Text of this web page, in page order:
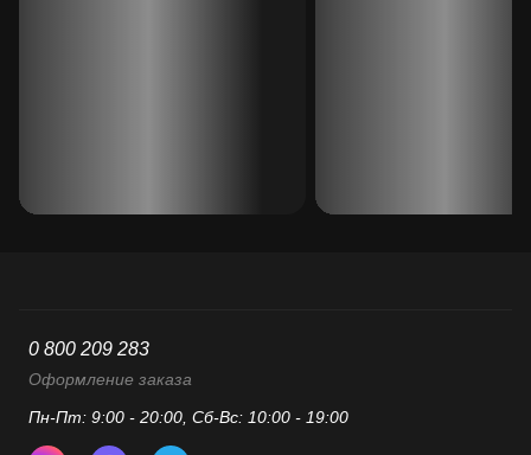
0 800 209 283
Оформление заказа
Пн-Пт: 9:00 - 20:00, Сб-Вс: 10:00 - 19:00